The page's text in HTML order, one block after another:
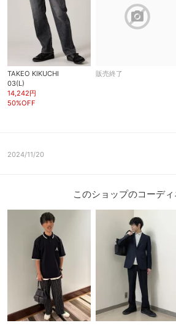
TAKEO KIKUCHI
03(L)
14,242円
50%OFF
block
販売終了
2024/11/20
このショップのコーディ